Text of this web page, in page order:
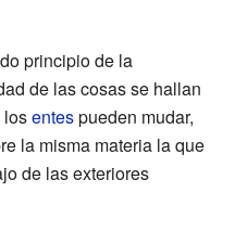
principio de la
de las cosas se hallan
losentespueden mudar,
la misma materia la que
de las exteriores